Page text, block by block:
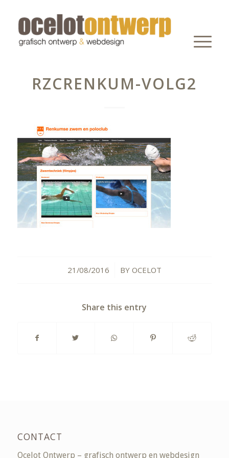
RZCRENKUM-VOLG2
21/08/2016
/ BY OCELOT
Share this entry
CONTACT
Ocelot Ontwerp – grafisch ontwerp en webdesign